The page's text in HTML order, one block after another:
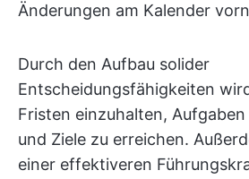
Änderungen am Kalender
Durch den Aufbau solider
Entscheidungsfähigkeiten
Fristen einzuhalten,
und Ziele zu erreichen.
einer effektiveren